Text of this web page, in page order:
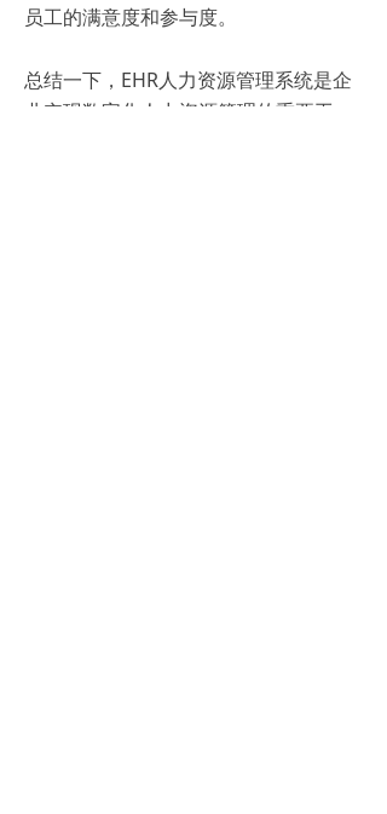
员工的满意度和参与度。
总结一下，EHR人力资源管理系统是企
业实现数字化人力资源管理的重要工